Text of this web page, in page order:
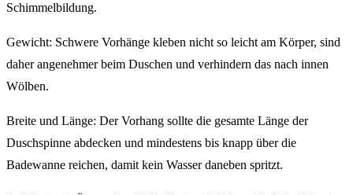
Schimmelbildung.
Gewicht: Schwere Vorhänge kleben nicht so leicht am Körper, sind
daher angenehmer beim Duschen und verhindern das nach innen
Wölben.
Breite und Länge: Der Vorhang sollte die gesamte Länge der
Duschspinne abdecken und mindestens bis knapp über die
Badewanne reichen, damit kein Wasser daneben spritzt.